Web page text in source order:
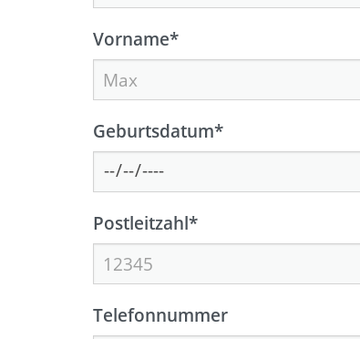
Vorname*
Geburtsdatum*
Postleitzahl*
Telefonnummer